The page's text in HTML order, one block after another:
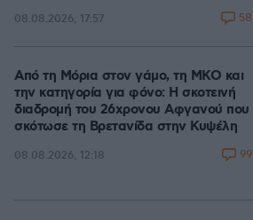
08.08.2026, 17:57 58
Από τη Μόρια στον γάμο, τη ΜΚΟ και
την κατηγορία για φόνο: Η σκοτεινή
διαδρομή του 26χρονου Αφγανού που
σκότωσε τη Βρετανίδα στην Κυψέλη
08.08.2026, 12:18 99